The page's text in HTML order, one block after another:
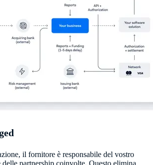
il fornitore è responsabile del vostro
delle partnership coinvolte. Questo elimina